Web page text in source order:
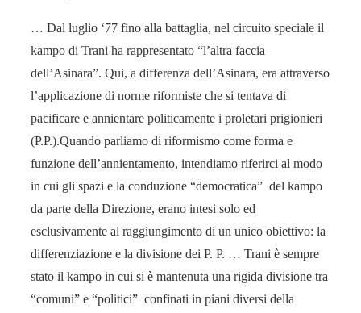
… Dal luglio ‘77 fino alla battaglia, nel circuito speciale il
kampo di Trani ha rappresentato “l’altra faccia
dell’Asinara”. Qui, a differenza dell’Asinara, era attraverso
l’applicazione di norme riformiste che si tentava di
pacificare e annientare politicamente i proletari prigionieri
(P.P.).Quando parliamo di riformismo come forma e
funzione dell’annientamento, intendiamo riferirci al modo
in cui gli spazi e la conduzione “democratica” del kampo
da parte della Direzione, erano intesi solo ed
esclusivamente al raggiungimento di un unico obiettivo: la
differenziazione e la divisione dei P. P. … Trani è sempre
stato il kampo in cui si è mantenuta una rigida divisione tra
“comuni” e “politici” confinati in piani diversi della